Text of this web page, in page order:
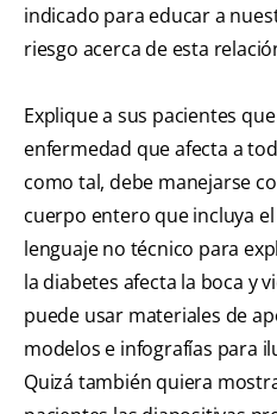
indicado para educar a
riesgo acerca de esta
Explique a sus pacientes
enfermedad que afecta a
como tal, debe manejarse
cuerpo entero que incluya
lenguaje no técnico para
la diabetes afecta la boca y
puede usar materiales de
modelos e infografías para
Quizá también quiera